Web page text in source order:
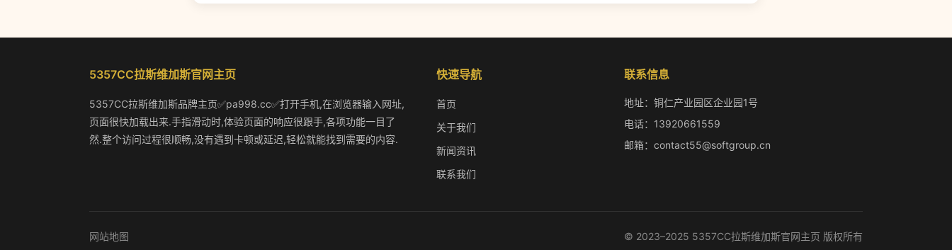
5357CC拉斯维加斯官网主页
5357CC拉斯维加斯品牌主页✅pa998.cc✅打开手机,在浏览器输入网址,
页面很快加载出来.手指滑动时,体验页面的响应很跟手,各项功能一目了
然.整个访问过程很顺畅,没有遇到卡顿或延迟,轻松就能找到需要的内容.
快速导航
首页
关于我们
新闻资讯
联系我们
联系信息
地址：铜仁产业园区企业园1号
电话：13920661559
邮箱：contact55@softgroup.cn
网站地图 © 2023–2025 5357CC拉斯维加斯官网主页 版权所有